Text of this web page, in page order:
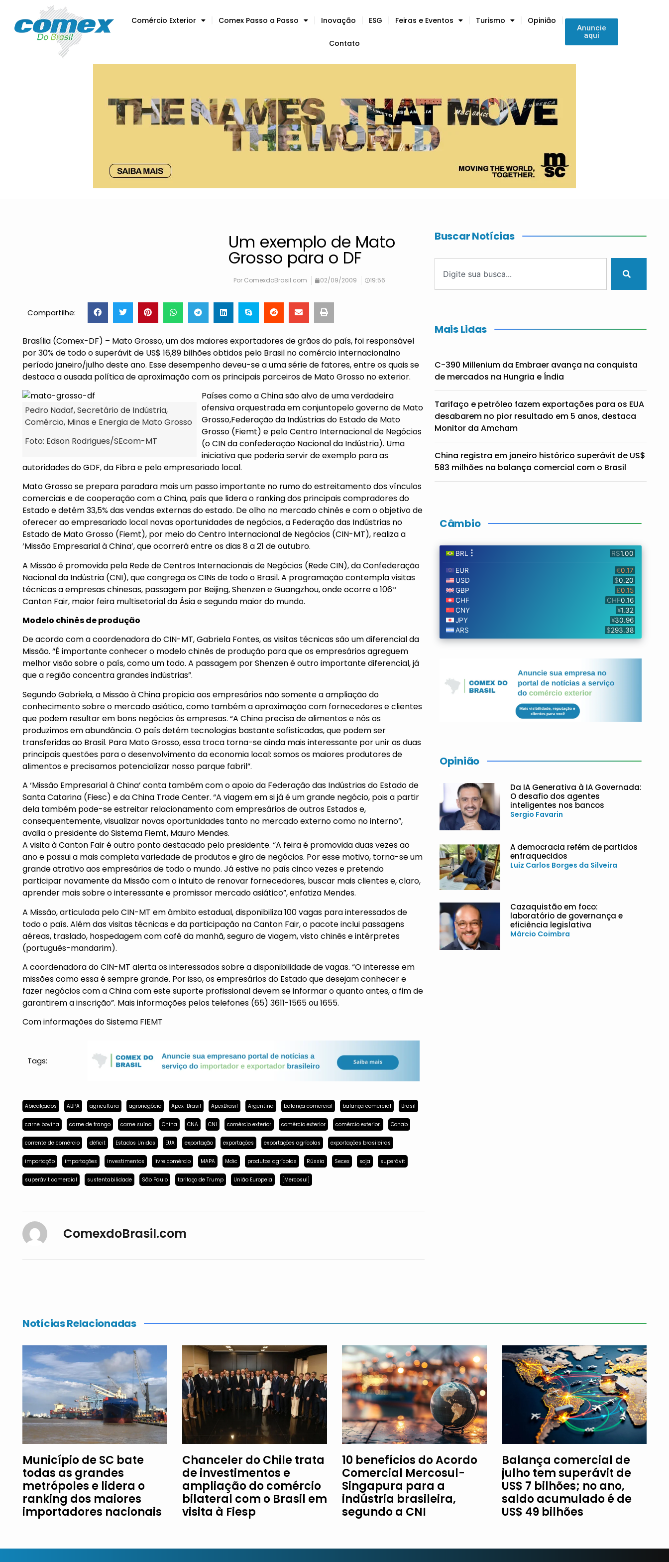
Comércio Exterior Comex Passo a Passo Inovação ESG Feiras e Eventos Turismo Opinião
Contato
Anuncie
aqui
Um exemplo de Mato
Grosso para o DF
Por ComexdoBrasil.com 02/09/2009 19:56
Compartilhe:
Brasília (Comex-DF) – Mato Grosso, um dos maiores exportadores de grãos do país, foi responsável
por 30% de todo o superávit de US$ 16,89 bilhões obtidos pelo Brasil no comércio internacionalno
período janeiro/julho deste ano. Esse desempenho deveu-se a uma série de fatores, entre os quais se
destaca a ousada política de aproximação com os principais parceiros de Mato Grosso no exterior.
Pedro Nadaf, Secretário de Indústria,
Comércio, Minas e Energia de Mato Grosso
Foto: Edson Rodrigues/SEcom-MT
Países como a China são alvo de uma verdadeira
ofensiva orquestrada em conjuntopelo governo de Mato
Grosso,Federação da Indústrias do Estado de Mato
Grosso (Fiemt) e pelo Centro Internacional de Negócios
(o CIN da confederação Nacional da Indústria). Uma
iniciativa que poderia servir de exemplo para as
autoridades do GDF, da Fibra e pelo empresariado local.
Mato Grosso se prepara paradara mais um passo importante no rumo do estreitamento dos vínculos
comerciais e de cooperação com a China, país que lidera o ranking dos principais compradores do
Estado e detém 33,5% das vendas externas do estado. De olho no mercado chinês e com o objetivo de
oferecer ao empresariado local novas oportunidades de negócios, a Federação das Indústrias no
Estado de Mato Grosso (Fiemt), por meio do Centro Internacional de Negócios (CIN-MT), realiza a
‘Missão Empresarial à China’, que ocorrerá entre os dias 8 a 21 de outubro.
A Missão é promovida pela Rede de Centros Internacionais de Negócios (Rede CIN), da Confederação
Nacional da Indústria (CNI), que congrega os CINs de todo o Brasil. A programação contempla visitas
técnicas a empresas chinesas, passagem por Beijing, Shenzen e Guangzhou, onde ocorre a 106º
Canton Fair, maior feira multisetorial da Ásia e segunda maior do mundo.
Modelo chinês de produção
De acordo com a coordenadora do CIN-MT, Gabriela Fontes, as visitas técnicas são um diferencial da
Missão. “É importante conhecer o modelo chinês de produção para que os empresários agreguem
melhor visão sobre o país, como um todo. A passagem por Shenzen é outro importante diferencial, já
que a região concentra grandes indústrias”.
Segundo Gabriela, a Missão à China propicia aos empresários não somente a ampliação do
conhecimento sobre o mercado asiático, como também a aproximação com fornecedores e clientes
que podem resultar em bons negócios às empresas. “A China precisa de alimentos e nós os
produzimos em abundância. O país detém tecnologias bastante sofisticadas, que podem ser
transferidas ao Brasil. Para Mato Grosso, essa troca torna-se ainda mais interessante por unir as duas
principais questões para o desenvolvimento da economia local: somos os maiores produtores de
alimentos e precisamos potencializar nosso parque fabril”.
A ‘Missão Empresarial à China’ conta também com o apoio da Federação das Indústrias do Estado de
Santa Catarina (Fiesc) e da China Trade Center. “A viagem em si já é um grande negócio, pois a partir
dela também pode-se estreitar relacionamento com empresários de outros Estados e,
consequentemente, visualizar novas oportunidades tanto no mercado externo como no interno”,
avalia o presidente do Sistema Fiemt, Mauro Mendes.
A visita à Canton Fair é outro ponto destacado pelo presidente. “A feira é promovida duas vezes ao
ano e possui a mais completa variedade de produtos e giro de negócios. Por esse motivo, torna-se um
grande atrativo aos empresários de todo o mundo. Já estive no país cinco vezes e pretendo
participar novamente da Missão com o intuito de renovar fornecedores, buscar mais clientes e, claro,
aprender mais sobre o interessante e promissor mercado asiático”, enfatiza Mendes.
A Missão, articulada pelo CIN-MT em âmbito estadual, disponibiliza 100 vagas para interessados de
todo o país. Além das visitas técnicas e da participação na Canton Fair, o pacote inclui passagens
aéreas, traslado, hospedagem com café da manhã, seguro de viagem, visto chinês e intérpretes
(português-mandarim).
A coordenadora do CIN-MT alerta os interessados sobre a disponibilidade de vagas. “O interesse em
missões como essa é sempre grande. Por isso, os empresários do Estado que desejam conhecer e
fazer negócios com a China com este suporte profissional devem se informar o quanto antes, a fim de
garantirem a inscrição”. Mais informações pelos telefones (65) 3611-1565 ou 1655.
Com informações do Sistema FIEMT
Tags:
Abicalçados ABPA agricultura agronegócio Apex-Brasil ApexBrasil Argentina balança comercial balança comercial Brasil
carne bovina carne de frango carne suína China CNA CNI comércio exterior comércio exterior comércio exterior. Conab
corrente de comércio déficit Estados Unidos EUA exportação exportações exportações agrícolas exportações brasileiras
importação importações investimentos livre comércio MAPA Mdic produtos agrícolas Rússia Secex soja superávit
superávit comercial sustentabilidade São Paulo tarifaço de Trump União Europeia [Mercosul]
ComexdoBrasil.com
Buscar Notícias
Mais Lidas
C-390 Millenium da Embraer avança na conquista
de mercados na Hungria e Índia
Tarifaço e petróleo fazem exportações para os EUA
desabarem no pior resultado em 5 anos, destaca
Monitor da Amcham
China registra em janeiro histórico superávit de US$
583 milhões na balança comercial com o Brasil
Câmbio
Opinião
Da IA Generativa à IA Governada:
O desafio dos agentes
inteligentes nos bancos
Sergio Favarin
A democracia refém de partidos
enfraquecidos
Luiz Carlos Borges da Silveira
Cazaquistão em foco:
laboratório de governança e
eficiência legislativa
Márcio Coimbra
Notícias Relacionadas
Município de SC bate
todas as grandes
metrópoles e lidera o
ranking dos maiores
importadores nacionais
Chanceler do Chile trata
de investimentos e
ampliação do comércio
bilateral com o Brasil em
visita à Fiesp
10 benefícios do Acordo
Comercial Mercosul-
Singapura para a
indústria brasileira,
segundo a CNI
Balança comercial de
julho tem superávit de
US$ 7 bilhões; no ano,
saldo acumulado é de
US$ 49 bilhões